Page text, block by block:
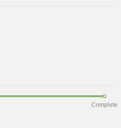
Complete